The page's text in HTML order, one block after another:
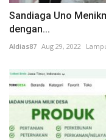
Sandiaga Uno
dengan...
Aldias87 Aug 29, 2022